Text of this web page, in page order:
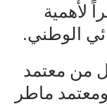
لأهمية
الوطني.
من معتمد
ماطر